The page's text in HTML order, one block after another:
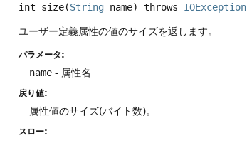
int size(String name) throws IOException
ユーザー定義属性の値のサイズを返します。
パラメータ:
name - 属性名
戻り値:
属性値のサイズ(バイト数)。
スロー: